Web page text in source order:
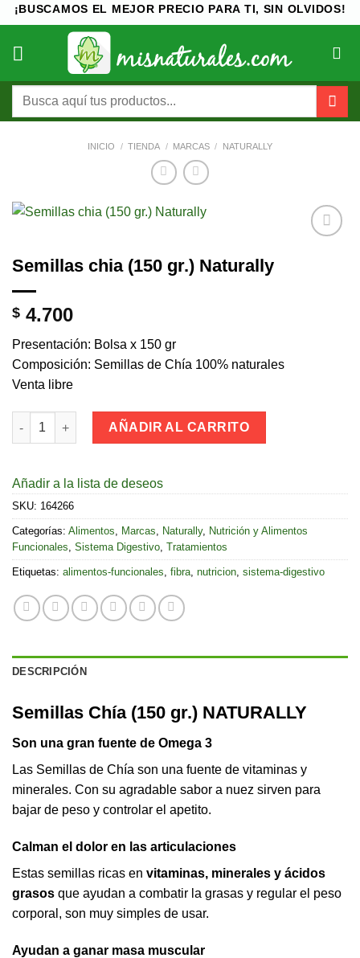
Saltar
al
contenido
¡BUSCAMOS EL MEJOR PRECIO PARA TI, SIN OLVIDOS!
Buscar
INICIO / TIENDA / MARCAS / NATURALLY
Semillas chia (150 gr.) Naturally
$ 4.700
Presentación: Bolsa x 150 gr
Composición: Semillas de Chía 100% naturales
Venta libre
Semillas chia (150 gr.) Naturally cantidad
AÑADIR AL CARRITO
Añadir a la lista de deseos
SKU: 164266
Categorías: Alimentos, Marcas, Naturally, Nutrición y Alimentos
Funcionales, Sistema Digestivo, Tratamientos
Etiquetas: alimentos-funcionales, fibra, nutricion, sistema-digestivo
DESCRIPCIÓN
Semillas Chía (150 gr.) NATURALLY
Son una gran fuente de Omega 3
Las Semillas de Chía son una fuente de vitaminas y
minerales. Con su agradable sabor a nuez sirven para
bajar de peso y controlar el apetito.
Calman el dolor en las articulaciones
Estas semillas ricas en vitaminas, minerales y ácidos
grasos que ayudan a combatir la grasas y regular el peso
corporal, son muy simples de usar.
Ayudan a ganar masa muscular